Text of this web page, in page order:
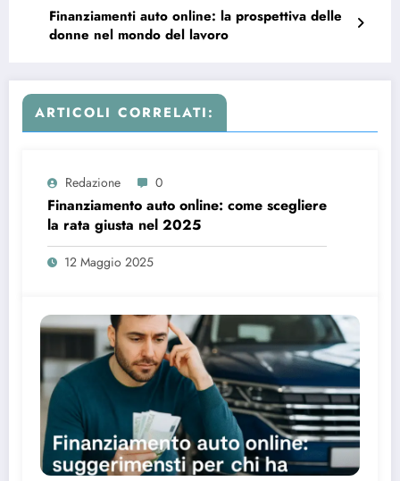
Finanziamenti auto online: la prospettiva delle
donne nel mondo del lavoro
ARTICOLI CORRELATI:
Redazione 0
Finanziamento auto online: come scegliere
la rata giusta nel 2025
12 Maggio 2025